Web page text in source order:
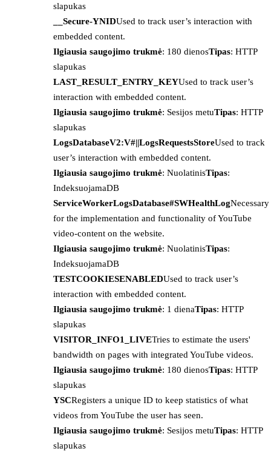
slapukas
__Secure-YNIDUsed to track user’s interaction with
embedded content.
Ilgiausia saugojimo trukmė: 180 dienosTipas: HTTP
slapukas
LAST_RESULT_ENTRY_KEYUsed to track user’s
interaction with embedded content.
Ilgiausia saugojimo trukmė: Sesijos metuTipas: HTTP
slapukas
LogsDatabaseV2:V#||LogsRequestsStoreUsed to track
user’s interaction with embedded content.
Ilgiausia saugojimo trukmė: NuolatinisTipas:
IndeksuojamaDB
ServiceWorkerLogsDatabase#SWHealthLogNecessary
for the implementation and functionality of YouTube
video-content on the website.
Ilgiausia saugojimo trukmė: NuolatinisTipas:
IndeksuojamaDB
TESTCOOKIESENABLEDUsed to track user’s
interaction with embedded content.
Ilgiausia saugojimo trukmė: 1 dienaTipas: HTTP
slapukas
VISITOR_INFO1_LIVETries to estimate the users'
bandwidth on pages with integrated YouTube videos.
Ilgiausia saugojimo trukmė: 180 dienosTipas: HTTP
slapukas
YSCRegisters a unique ID to keep statistics of what
videos from YouTube the user has seen.
Ilgiausia saugojimo trukmė: Sesijos metuTipas: HTTP
slapukas